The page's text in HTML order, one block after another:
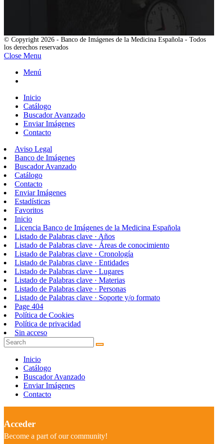
© Copyright 2026 - Banco de Imágenes de la Medicina Española - Todos
los derechos reservados
Close Menu
Menú
Inicio
Catálogo
Buscador Avanzado
Enviar Imágenes
Contacto
Aviso Legal
Banco de Imágenes
Buscador Avanzado
Catálogo
Contacto
Enviar Imágenes
Estadísticas
Favoritos
Inicio
Licencia Banco de Imágenes de la Medicina Española
Listado de Palabras clave · Años
Listado de Palabras clave · Áreas de conocimiento
Listado de Palabras clave · Cronología
Listado de Palabras clave · Entidades
Listado de Palabras clave · Lugares
Listado de Palabras clave · Materias
Listado de Palabras clave · Personas
Listado de Palabras clave · Soporte y/o formato
Page 404
Política de Cookies
Política de privacidad
Sin acceso
Inicio
Catálogo
Buscador Avanzado
Enviar Imágenes
Contacto
Acceder
Become a part of our community!